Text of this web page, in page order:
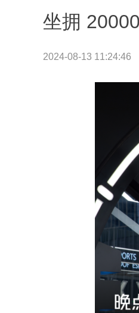
坐拥
2024-08-13 11:24:46